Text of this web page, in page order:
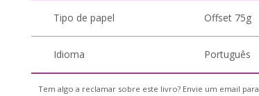
Tipo de papel Offset 75g
Idioma Português
Tem algo a reclamar sobre este livro? Envie um email para